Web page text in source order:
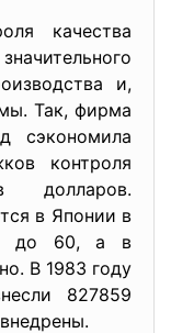
качества
и,
Так, фирма
сэкономила
контроля
долларов.
в Японии в
до 60, а в
В 1983 году
827859